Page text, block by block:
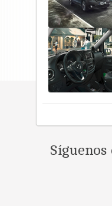
Síguenos